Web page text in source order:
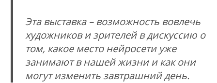
Эта выставка – возможность вовлечь
художников и зрителей в дискуссию о
том, какое место нейросети уже
занимают в нашей жизни и как они
могут изменить завтрашний день.